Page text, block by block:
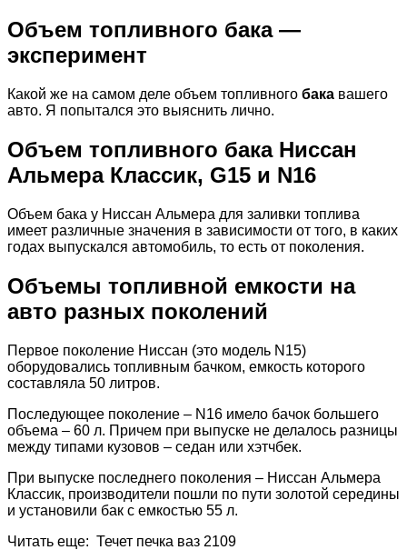
Объем топливного бака—
эксперимент
Какой же на самом деле объем топливного бака вашего
авто. Я попытался это выяснить лично.
Объем топливного бака Ниссан
Альмера Классик, G15 и N16
Объем бака у Ниссан Альмера для заливки топлива
имеет различные значения в зависимости от того, в каких
годах выпускался автомобиль, то есть от поколения.
Объемы топливной емкости на
авто разных поколений
Первое поколение Ниссан (это модель N15)
оборудовались топливным бачком, емкость которого
составляла 50 литров.
Последующее поколение – N16 имело бачок большего
объема – 60 л. Причем при выпуске не делалось разницы
между типами кузовов – седан или хэтчбек.
При выпуске последнего поколения – Ниссан Альмера
Классик, производители пошли по пути золотой середины
и установили бак с емкостью 55 л.
Читать еще: Течет печка ваз 2109